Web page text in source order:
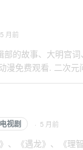
月前
的故事、大明宫
漫免费观看. 二次
电视剧 · 5 月前
、《遇龙》、《理